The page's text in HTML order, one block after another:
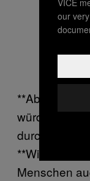
**Aber deine
würde, wenn
durchsetzen.
**Wir
Menschen
our